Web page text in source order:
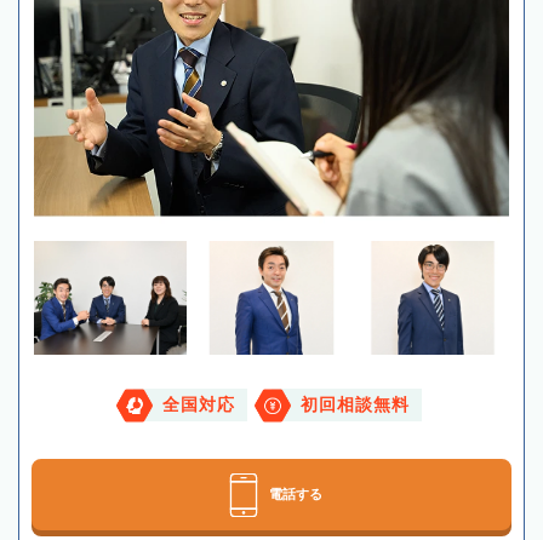
全国対応 初回相談無料
電話する